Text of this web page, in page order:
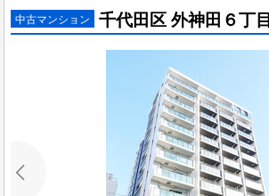
中古マンション 千代田区 外神田６丁目